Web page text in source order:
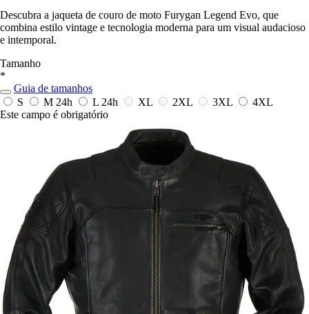
Descubra a jaqueta de couro de moto Furygan Legend Evo, que
combina estilo vintage e tecnologia moderna para um visual audacioso
e intemporal.
Tamanho
*
Guia de tamanhos
S
M 24h L 24h XL 2XL 3XL
4XL
Este campo é obrigatório